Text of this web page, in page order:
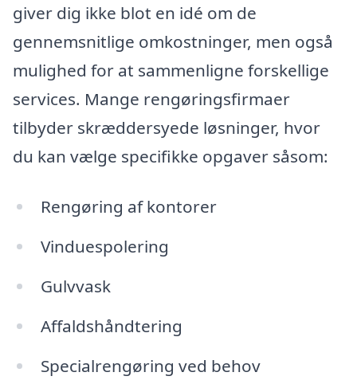
giver dig ikke blot en idé om de
gennemsnitlige omkostninger, men også
mulighed for at sammenligne forskellige
services. Mange rengøringsfirmaer
tilbyder skræddersyede løsninger, hvor
du kan vælge specifikke opgaver såsom:
Rengøring af kontorer
Vinduespolering
Gulvvask
Affaldshåndtering
Specialrengøring ved behov